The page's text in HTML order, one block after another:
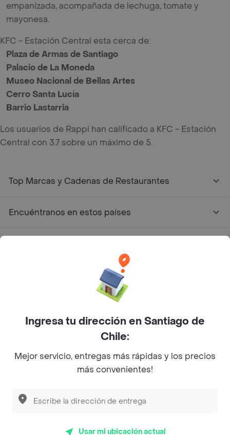
empanizada, acompañada de lechuga, tomate y
mayonesa.
KFC - Estación Central esta cerca de:
Plaza de Armas de Santiago
Palacio de La Moneda
Museo Nacional de Bellas Artes
Cerro Santa Lucía
Barrio Lastarria
Los usuarios de Rappi han calificado a KFC - Estación
Central con 3.7 sobre un máximo de 5.
Top Marcas y Cadenas de Restaurantes
Encuéntranos en estos países
Google play
Pide tu comida favorita cerca de ti
Categorías
Ingresa tu dirección en Santiago de
Chile:
Mejor servicio, entregas más rápidas y los precios
más convenientes!
Usar mi ubicación actual